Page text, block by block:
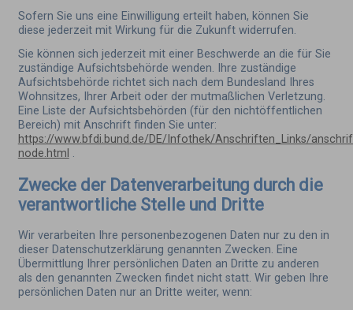
Sofern Sie uns eine Einwilligung erteilt haben, können Sie
diese jederzeit mit Wirkung für die Zukunft widerrufen.
Sie können sich jederzeit mit einer Beschwerde an die für Sie
zuständige Aufsichtsbehörde wenden. Ihre zuständige
Aufsichtsbehörde richtet sich nach dem Bundesland Ihres
Wohnsitzes, Ihrer Arbeit oder der mutmaßlichen Verletzung.
Eine Liste der Aufsichtsbehörden (für den nichtöffentlichen
Bereich) mit Anschrift finden Sie unter:
https://www.bfdi.bund.de/DE/Infothek/Anschriften_Links/
node.html .
Zwecke der Datenverarbeitung durch die
verantwortliche Stelle und Dritte
Wir verarbeiten Ihre personenbezogenen Daten nur zu den in
dieser Datenschutzerklärung genannten Zwecken. Eine
Übermittlung Ihrer persönlichen Daten an Dritte zu anderen
als den genannten Zwecken findet nicht statt. Wir geben Ihre
persönlichen Daten nur an Dritte weiter, wenn: